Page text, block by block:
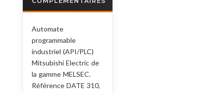
Automate
programmable
industriel (API/PLC)
Mitsubishi Electric de
la gamme MELSEC.
Référence DATE 310,